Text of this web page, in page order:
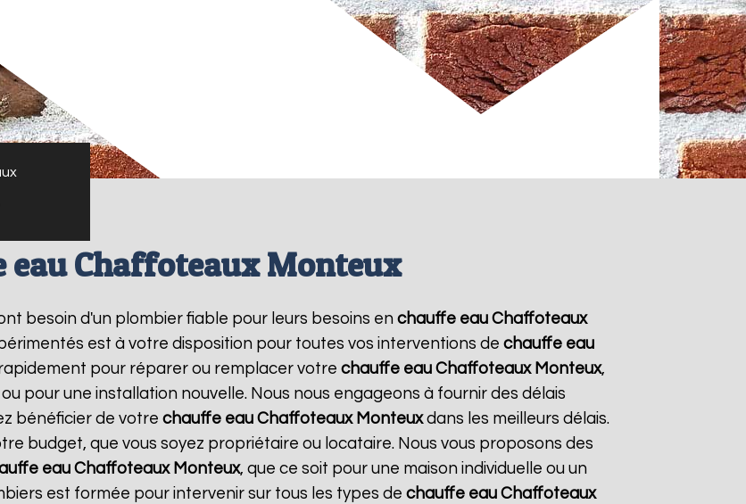
eau Chaffoteaux Monteux
besoin d'un plombier fiable pour leurs besoins en chauffe eau Chaffoteaux
est à votre disposition pour toutes vos interventions de chauffe eau
pour réparer ou remplacer votre chauffe eau Chaffoteaux Monteux,
pour une installation nouvelle. Nous nous engageons à fournir des délais
bénéficier de votre chauffe eau Chaffoteaux Monteuxdans les meilleurs délais.
budget, que vous soyez propriétaire ou locataire. Nous vous proposons des
eau Chaffoteaux Monteux, que ce soit pour une maison individuelle ou un
est formée pour intervenir sur tous les types de chauffe eau Chaffoteaux